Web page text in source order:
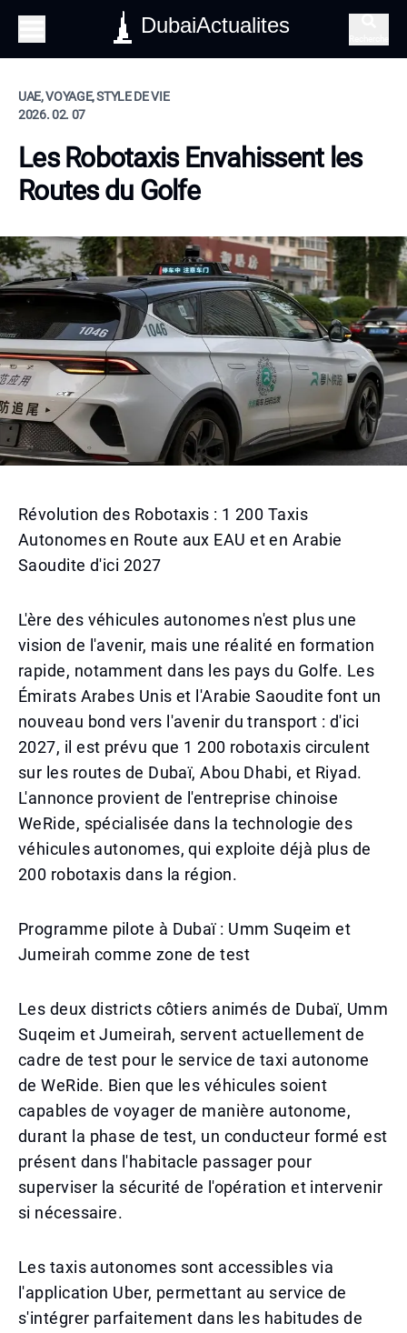
DubaiActualites
UAE, VOYAGE, STYLE DE VIE
2026. 02. 07
Les Robotaxis Envahissent les
Routes du Golfe
Révolution des Robotaxis : 1 200 Taxis
Autonomes en Route aux EAU et en Arabie
Saoudite d'ici 2027
L'ère des véhicules autonomes n'est plus une
vision de l'avenir, mais une réalité en formation
rapide, notamment dans les pays du Golfe. Les
Émirats Arabes Unis et l'Arabie Saoudite font un
nouveau bond vers l'avenir du transport : d'ici
2027, il est prévu que 1 200 robotaxis circulent
sur les routes de Dubaï, Abou Dhabi, et Riyad.
L'annonce provient de l'entreprise chinoise
WeRide, spécialisée dans la technologie des
véhicules autonomes, qui exploite déjà plus de
200 robotaxis dans la région.
Programme pilote à Dubaï : Umm Suqeim et
Jumeirah comme zone de test
Les deux districts côtiers animés de Dubaï, Umm
Suqeim et Jumeirah, servent actuellement de
cadre de test pour le service de taxi autonome
de WeRide. Bien que les véhicules soient
capables de voyager de manière autonome,
durant la phase de test, un conducteur formé est
présent dans l'habitacle passager pour
superviser la sécurité de l'opération et intervenir
si nécessaire.
Les taxis autonomes sont accessibles via
l'application Uber, permettant au service de
s'intégrer parfaitement dans les habitudes de